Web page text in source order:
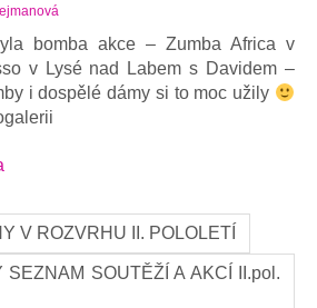
bomba akce – Zumba Africa v
v Lysé nad Labem s Davidem –
i dospělé dámy si to moc užily
V ROZVRHU II. POLOLETÍ
SEZNAM SOUTĚŽÍ A AKCÍ II.pol.